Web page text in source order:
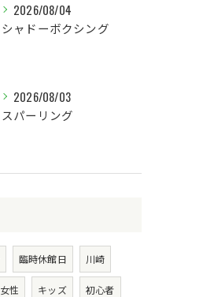
2026/08/04
シャドーボクシング
2026/08/03
スパーリング
臨時休館日 川崎
女性 キッズ 初心者